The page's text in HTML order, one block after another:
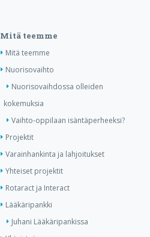
Mitä teemme
Mitä teemme
Nuorisovaihto
Nuorisovaihdossa olleiden
kokemuksia
Vaihto-oppilaan isäntäperheeksi?
Projektit
Varainhankinta ja lahjoitukset
Yhteiset projektit
Rotaract ja Interact
Lääkäripankki
Juhani Lääkäripankissa